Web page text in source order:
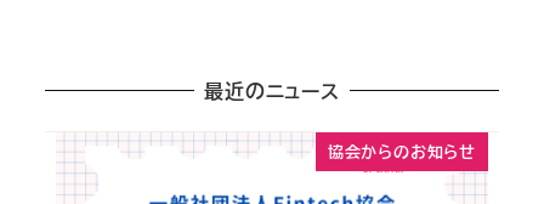
最近のニュース
協会からのお知らせ